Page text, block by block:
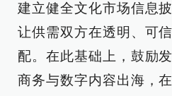
建立健全文化市场信息
让供需双方在透明、可
配。在此基础上，鼓励
商务与数字内容出海，